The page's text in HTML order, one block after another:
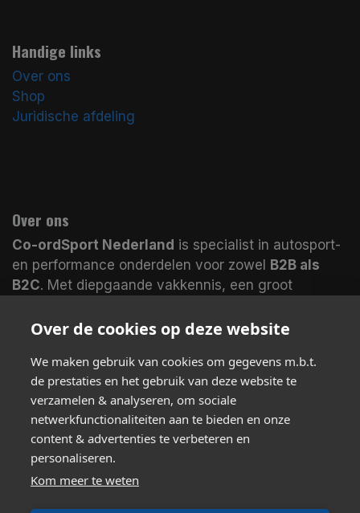
Over de cookies op deze website
We maken gebruik van cookies om gegevens m.b.t.
de prestaties en het gebruik van deze website te
verzamelen & analyseren, om sociale
netwerkfunctionaliteiten aan te bieden en onze
content & advertenties te verbeteren en
personaliseren.
Kom meer te weten
Handige links
Over ons
Shop
Juridische afdeling
Over ons
Co-ordSport Nederland is specialist in autosport-
en performance onderdelen voor zowel
B2B als
B2C. Met diepgaande vakkennis, een groot
VKleveren wij veel productendirect uit voorraad
Volg ons
Neem contact met ons op
support@coordsport.nl
+31(0)475-772719